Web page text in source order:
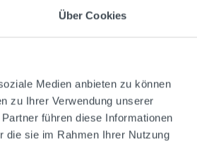
Über Cookies
Medien anbieten zu können
zu Ihrer Verwendung unserer
führen diese Informationen
die sie im Rahmen Ihrer Nutzung